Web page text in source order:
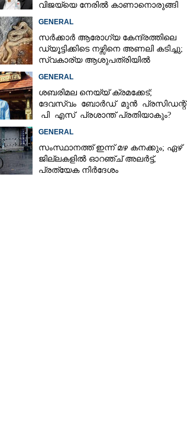
വിജയ്‌യെ നേരിൽ കാണാനൊരുങ്ങി
GENERAL
സർക്കാർ ആരോഗ്യ കേന്ദ്രത്തിലെ
ഡ്യൂട്ടിക്കിടെ നഴ്സിനെ അണലി കടിച്ചു;
സ്വകാര്യ ആശുപത്രിയിൽ
GENERAL
ശബരിമല നെയ്യ് ക്രമക്കേട്;
ദേവസ്വം ബോർഡ് മുൻ പ്രസിഡന്റ്
പി എസ് പ്രശാന്ത് പ്രതിയാകും?
GENERAL
സംസ്ഥാനത്ത് ഇന്ന് മഴ കനക്കും; ഏഴ്
ജില്ലകളിൽ ഓറഞ്ച് അലർട്ട്,
പ്രത്യേക നിർദേശം